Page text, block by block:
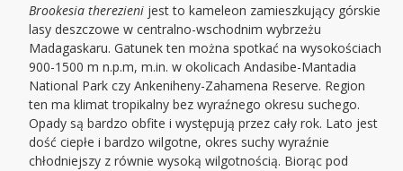
Brookesia therezieni jest to kameleon zamieszkujący górskie
lasy deszczowe w centralno-wschodnim wybrzeżu
Madagaskaru. Gatunek ten można spotkać na wysokościach
900-1500 m n.p.m, m.in. w okolicach Andasibe-Mantadia
National Park czy Ankeniheny-Zahamena Reserve. Region
ten ma klimat tropikalny bez wyraźnego okresu suchego.
Opady są bardzo obfite i występują przez cały rok. Lato jest
dość ciepłe i bardzo wilgotne, okres suchy wyraźnie
chłodniejszy z równie wysoką wilgotnością. Biorąc pod